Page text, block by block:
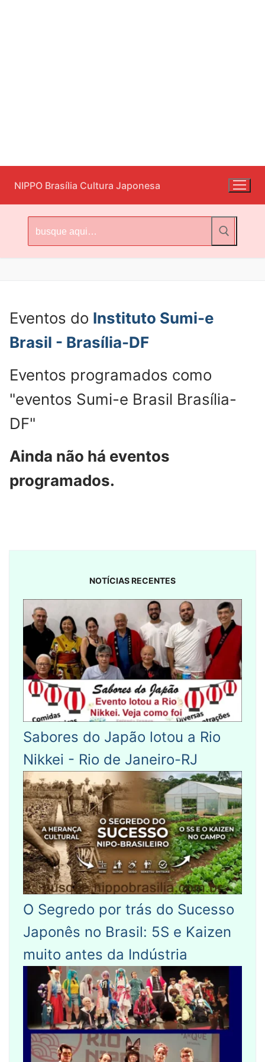
para
o
conteúdo
NIPPO Brasília Cultura Japonesa
por:
Eventos do Instituto Sumi-e
Brasil - Brasília-DF
Eventos programados como
"eventos Sumi-e Brasil Brasília-
DF"
Ainda não há eventos
programados.
NOTÍCIAS RECENTES
Sabores do Japão lotou a Rio
Nikkei - Rio de Janeiro-RJ
O Segredo por trás do Sucesso
Japonês no Brasil: 5S e Kaizen
muito antes da Indústria